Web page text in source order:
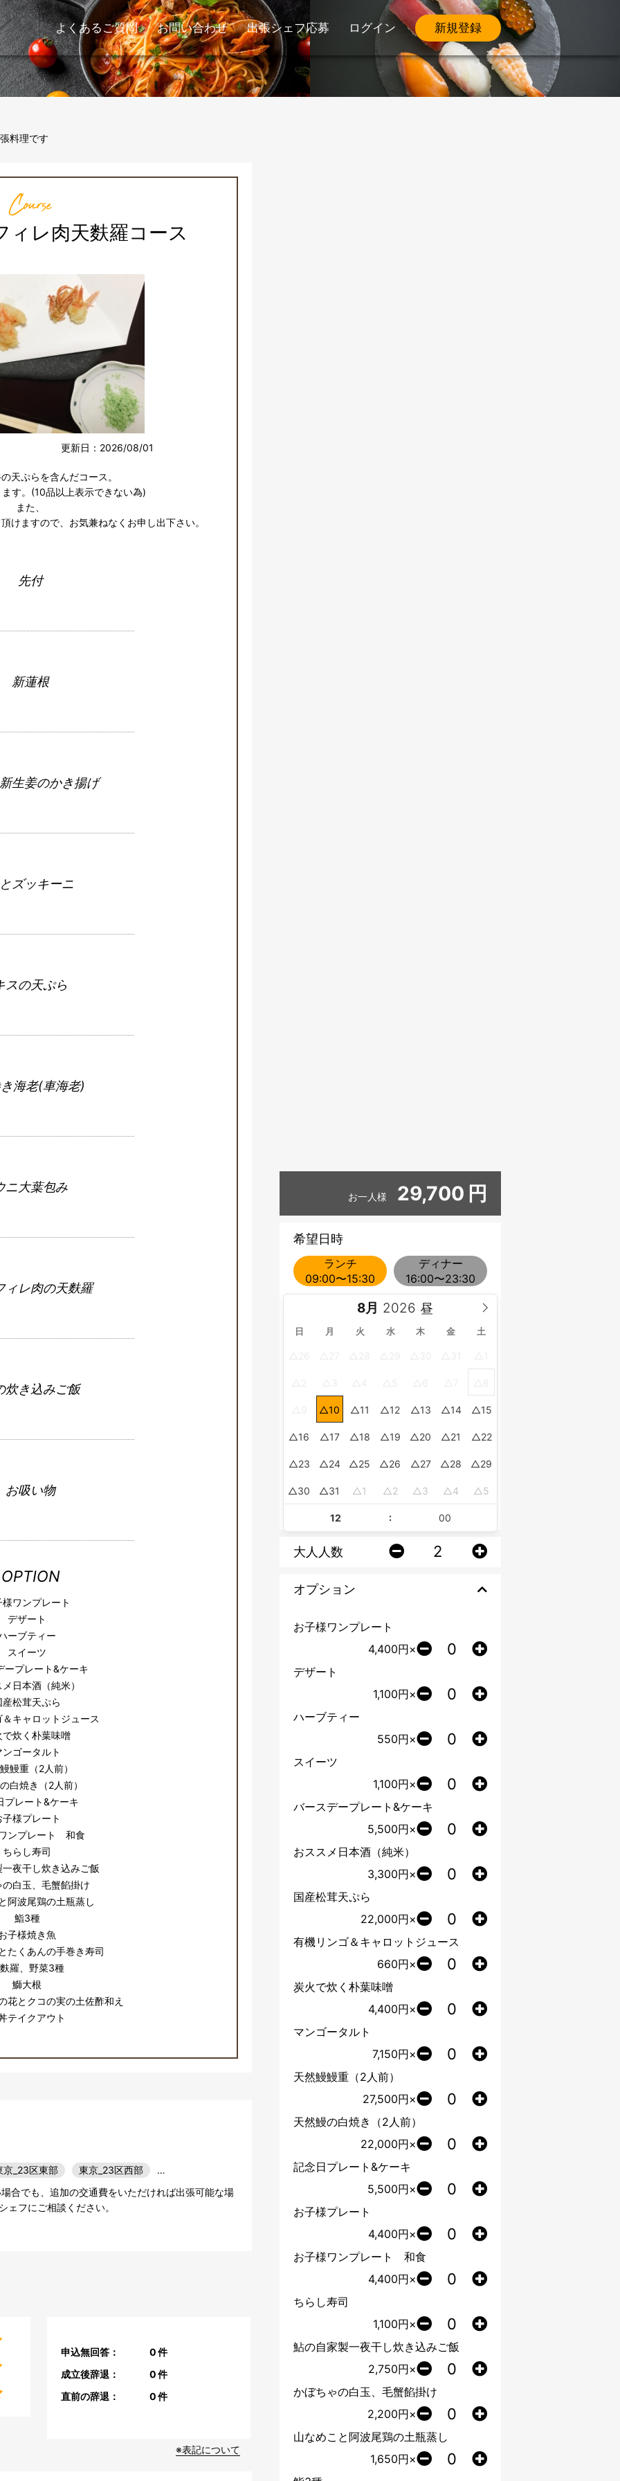
よくあるご質問 お問い合わせ 出張シェフ応募 ログイン 新規登録
料理です
Course
ィレ肉天麩羅コース
更新日：2026/08/01
天ぷらを含んだコース。
す。(10品以上表示できない為)
また、
先付
新蓮根
生姜のかき揚げ
ズッキーニ
スの天ぷら
海老(車海老)
ニ大葉包み
ィレ肉の天麩羅
炊き込みご飯
お吸い物
OPTION
様ワンプレート
デザート
ーブティー
スイーツ
ープレート&ケーキ
日本酒（純米）
産松茸天ぷら
キャロットジュース
で炊く朴葉味噌
ンゴータルト
鰻重（2人前）
白焼き（2人前）
プレート&ケーキ
子様プレート
ンプレート 和食
ちらし寿司
夜干し炊き込みご飯
白玉、毛蟹餡掛け
阿波尾鶏の土瓶蒸し
鮨3種
子様焼き魚
たくあんの手巻き寿司
羅、野菜3種
鰤大根
花とクコの実の土佐酢和え
テイクアウト
京_23区東部 東京_23区西部
…
合でも、追加の交通費をいただければ出張可能な場
ェフにご相談ください。
申込無回答： 0件
成立後辞退：
0件
直前の辞退：
0件
※表記について
お一人様 29,700 円
希望日時
ランチ
09:00〜15:30
ディナー
16:00〜23:30
8月
日 月 火 水 木 金 土
10 11 12 13 14 15
16 17 18 19 20 21 22
23 24 25 26 27 28 29
30 31 1 2 3 4 5
:
大人人数
オプション
お子様ワンプレート
4,400円×
デザート
1,100円×
ハーブティー
550円×
スイーツ
1,100円×
バースデープレート&ケーキ
5,500円×
おススメ日本酒（純米）
3,300円×
国産松茸天ぷら
22,000円×
有機リンゴ＆キャロットジュース
660円×
炭火で炊く朴葉味噌
4,400円×
マンゴータルト
7,150円×
天然鰻鰻重（2人前）
27,500円×
天然鰻の白焼き（2人前）
22,000円×
記念日プレート&ケーキ
5,500円×
お子様プレート
4,400円×
お子様ワンプレート 和食
4,400円×
ちらし寿司
1,100円×
鮎の自家製一夜干し炊き込みご飯
2,750円×
かぼちゃの白玉、毛蟹餡掛け
2,200円×
山なめこと阿波尾鶏の土瓶蒸し
1,650円×